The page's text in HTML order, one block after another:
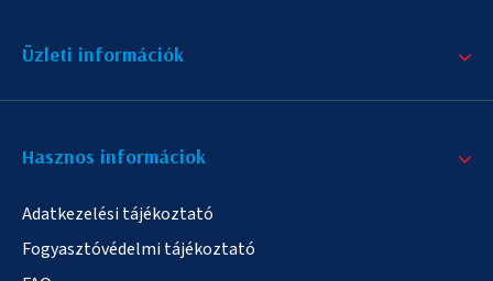
Üzleti információk
Hasznos informáciok
Adatkezelési tájékoztató
Fogyasztóvédelmi tájékoztató